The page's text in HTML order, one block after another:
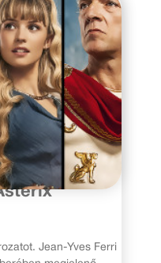
Jean-Yves Ferri